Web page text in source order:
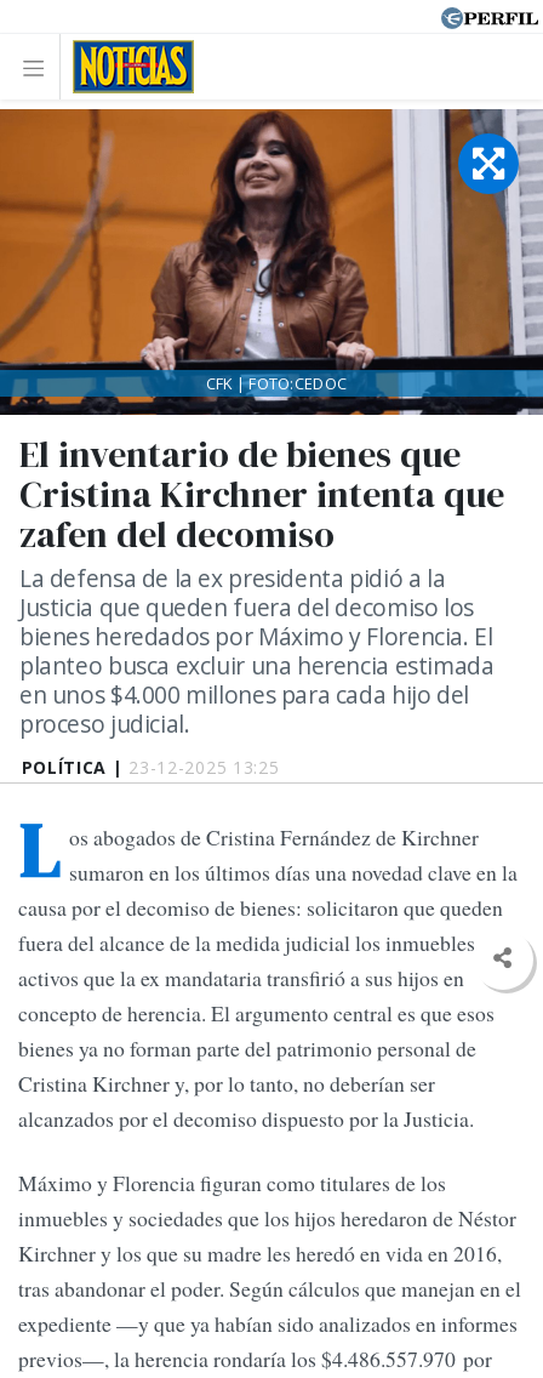
POLÍTICA | 23-12-2025 13:25
El inventario de bienes que
Cristina Kirchner intenta que
zafen del decomiso
La defensa de la ex presidenta pidió a la
Justicia que queden fuera del decomiso los
bienes heredados por Máximo y Florencia. El
planteo busca excluir una herencia estimada
en unos $4.000 millones para cada hijo del
proceso judicial.
CFK | FOTO:CEDOC
L os abogados de Cristina Fernández de Kirchner
sumaron en los últimos días una novedad clave en la
causa por el decomiso de bienes: solicitaron que queden
fuera del alcance de la medida judicial los inmuebles y
activos que la ex mandataria transfirió a sus hijos en
concepto de herencia. El argumento central es que esos
bienes ya no forman parte del patrimonio personal de
Cristina Kirchner y, por lo tanto, no deberían ser
alcanzados por el decomiso dispuesto por la Justicia.
Máximo y Florencia figuran como titulares de los
inmuebles y sociedades que los hijos heredaron de Néstor
Kirchner y los que su madre les heredó en vida en 2016,
tras abandonar el poder. Según cálculos que manejan en el
expediente —y que ya habían sido analizados en informes
previos—, la herencia rondaría los $4.486.557.970 por